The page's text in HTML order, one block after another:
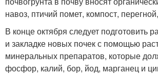
навоз, птичий помет, компост,
В конце октября следует подготовить
и закладке новых почек с помощью
минеральных препаратов, которые
фосфор, калий, бор, йод, марганец и